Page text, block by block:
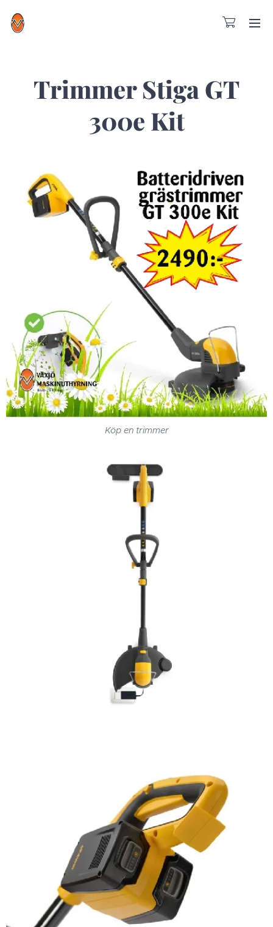
Trimmer Stiga GT
300e Kit
Köp en trimmer